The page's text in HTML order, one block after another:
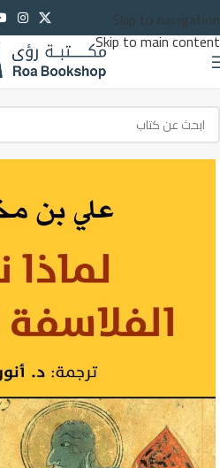
Skip to navigation
Skip to main content